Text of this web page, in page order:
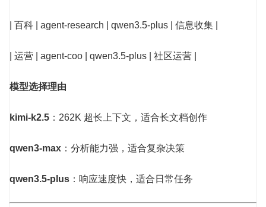
| 百科 | agent-research | qwen3.5-plus | 信息收集 |
| 运营 | agent-coo | qwen3.5-plus | 社区运营 |
模型选择理由
kimi-k2.5 ：262K 超长上下文，适合长文档创作
qwen3-max ：分析能力强，适合复杂决策
qwen3.5-plus ：响应速度快，适合日常任务